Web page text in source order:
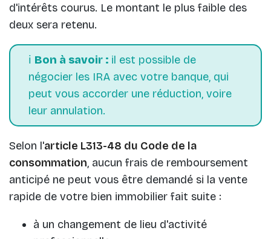
d'intérêts courus. Le montant le plus faible des
deux sera retenu.
ℹ️ Bon à savoir : il est possible de
négocier les IRA avec votre banque, qui
peut vous accorder une réduction, voire
leur annulation.
Selon l'article L313-48 du Code de la
consommation, aucun frais de remboursement
anticipé ne peut vous être demandé si la vente
rapide de votre bien immobilier fait suite :
à un changement de lieu d'activité